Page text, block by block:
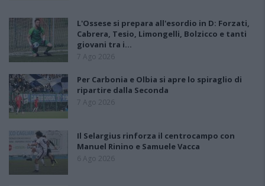
L'Ossese si prepara all'esordio in D: Forzati,
Cabrera, Tesio, Limongelli, Bolzicco e tanti
giovani tra i…
7 Ago 2026
Per Carbonia e Olbia si apre lo spiraglio di
ripartire dalla Seconda
7 Ago 2026
Il Selargius rinforza il centrocampo con
Manuel Rinino e Samuele Vacca
6 Ago 2026